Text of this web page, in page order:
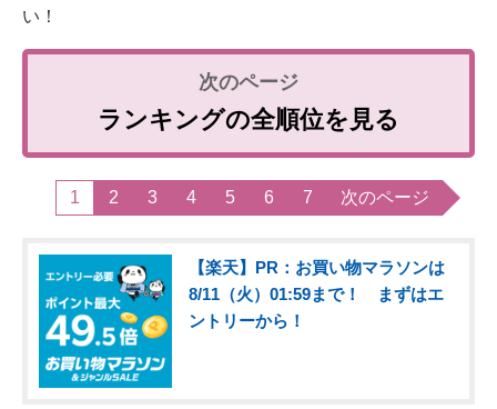
い！
ランキングの全順位を見る
1 2 3 4 5 6 7 次のページ
【楽天】PR：お買い物マラソンは
8/11（火）01:59まで！ まずはエ
ントリーから！